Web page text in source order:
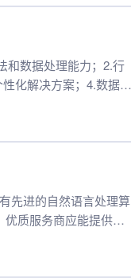
和数据处理能力；2.行
化解决方案；4.数据安
先进的自然语言处理算
质服务商应能提供精
AI搜索优化服务。